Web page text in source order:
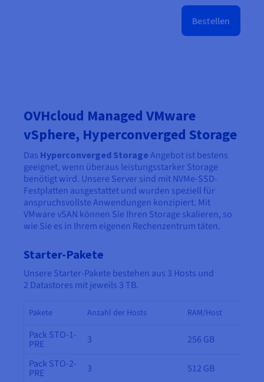
Bestellen
OVHcloud Managed VMware
vSphere, Hyperconverged Storage
Das Hyperconverged Storage Angebot ist bestens
geeignet, wenn überaus leistungsstarker Storage
benötigt wird. Unsere Server sind mit NVMe-SSD-
Festplatten ausgestattet und wurden speziell für
anspruchsvollste Anwendungen konzipiert. Mit
VMware vSAN können Sie Ihren Storage skalieren, so
wie Sie es in Ihrem eigenen Rechenzentrum täten.
Starter-Pakete
Unsere Starter-Pakete bestehen aus 3 Hosts und
2 Datastores mit jeweils 3 TB.
Pakete Anzahl der Hosts RAM/Host
Pack STO-1-
PRE 3
256 GB
Pack STO-2-
PRE 3
512 GB